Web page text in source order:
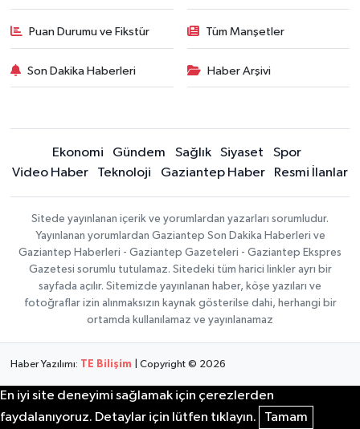
Puan Durumu ve Fikstür Tüm Manşetler
Son Dakika Haberleri Haber Arşivi
Ekonomi Gündem Sağlık Siyaset
Spor
Video Haber
Teknoloji Gaziantep Haber Resmi İlanlar
Sitede yayınlanan içerik ve yorumlardan yazarları sorumludur.
Yayınlanan yorumlardan Gaziantep Son Dakika Haberleri ve
Gaziantep Haberleri - Gaziantep Gazeteleri - Gaziantep Ekspres
Gazetesi sorumlu tutulamaz. Sitedeki tüm harici linkler ayrı bir
sayfada açılır. Sitemizde yayınlanan haber, köşe yazıları ve
fotoğraflar izin alınmaksızın kaynak gösterilse dahi, herhangi bir
ortamda kullanılamaz ve yayınlanamaz
Haber Yazılımı: TE Bilişim | Copyright © 2026
En iyi site deneyimi sağlamak için çerezlerden
faydalanıyoruz. Detaylar için lütfen tıklayın.
Tamam